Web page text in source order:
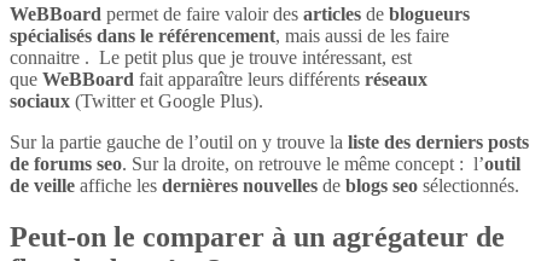
WeBBoard permet de faire valoir des articles de blogueurs
spécialisés dans le référencement, mais aussi de les faire
connaitre . Le petit plus que je trouve intéressant, est
que WeBBoard fait apparaître leurs différents réseaux
sociaux (Twitter et Google Plus).
Sur la partie gauche de l’outil on y trouve la liste des derniers posts
de forums seo. Sur la droite, on retrouve le même concept : l’outil
de veille affiche les dernières nouvelles de blogs seo sélectionnés.
Peut-on le comparer à un agrégateur de